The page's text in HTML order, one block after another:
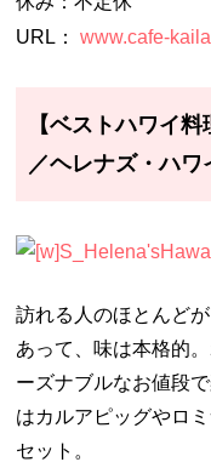
URL：www.cafe-
【ベストハワイ
／ヘレナズ・ハワ
訪れる人のほとんど
あって、味は本格的
ーズナブルなお値段
はカルアピッグやロ
セット。